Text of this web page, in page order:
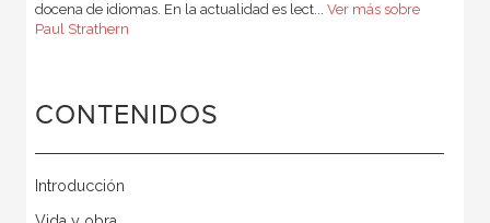
docena de idiomas. En la actualidad es lect... Ver más sobre
Paul Strathern
CONTENIDOS
Introducción